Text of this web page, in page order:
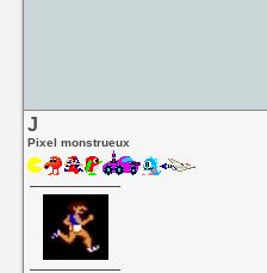
J
Pixel monstrueux